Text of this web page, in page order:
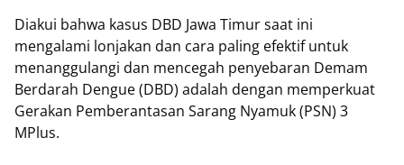
Diakui bahwa kasus DBD Jawa Timur saat ini
mengalami lonjakan dan cara paling efektif untuk
menanggulangi dan mencegah penyebaran Demam
Berdarah Dengue (DBD) adalah dengan memperkuat
Gerakan Pemberantasan Sarang Nyamuk (PSN) 3
MPlus.